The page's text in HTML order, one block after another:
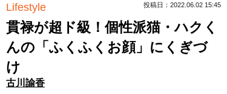
Lifestyle 投稿日：2022.06.02 15:45
貫禄が超ド級！個性派猫・ハクく
んの「ふくふくお顔」にくぎづ
け
古川諭香